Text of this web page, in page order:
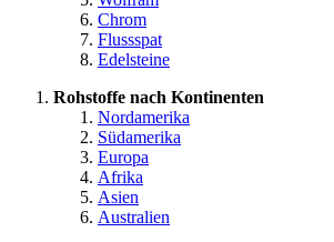
Chrom
Flussspat
Edelsteine
Rohstoffe nach Kontinenten
Nordamerika
Südamerika
Europa
Afrika
Asien
Australien